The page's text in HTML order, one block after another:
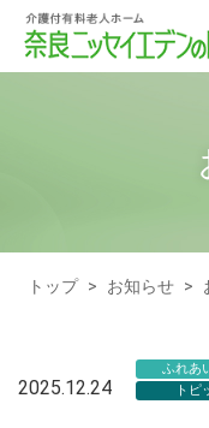
トップ > お知らせ >
2025.12.24
ふれあ
トピ